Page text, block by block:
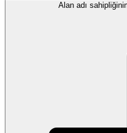
Alan adı